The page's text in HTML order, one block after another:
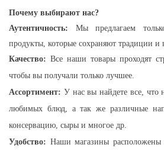
Почему выбирают нас?
Аутентичность: Мы предлагаем
продукты, которые сохраняют традиции и
Качество: Все наши товары проходят
чтобы вы получали только лучшее.
Ассортимент: У нас вы найдете все, что
любимых блюд, а так же различные
консервацию, сыры и многое др.
Удобство: Наши магазины